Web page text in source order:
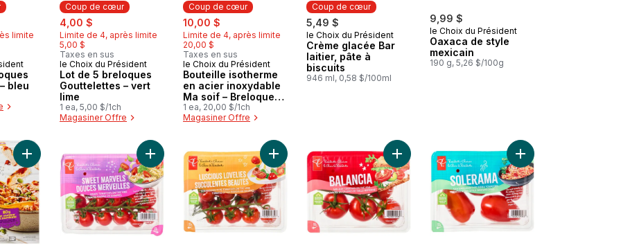
limite
bleu
Coup de cœur
sale:
4,00 $
Limite de 4, après limite
5,00 $
Taxes en sus
Coup de cœur
le Choix du Président
Lot de 5 breloques
Gouttelettes – vert
lime
1 ea, 5,00 $/1ch
Magasiner Offre
Coup de cœur
sale:
10,00 $
Limite de 4, après limite
20,00 $
Taxes en sus
Coup de cœur
le Choix du Président
Bouteille isotherme
en acier inoxydable
Ma soif – Breloques
du Canada
1 ea, 20,00 $/1ch
Magasiner Offre
Coup de cœur
5,49 $
Coup de cœur
le Choix du Président
Crème glacée Bar
laitier, pâte à
biscuits
946 ml, 0,58 $/100ml
9,99 $
le Choix du Président
Oaxaca de style
mexicain
190 g, 5,26 $/100g
Ajouter Enchil-empilada au poulet mole au panierAjouter Tomates raisin en grappes Douces merveilles au panier
Ajouter Tomates style fraises en grappes Succulentes beautés au panier
Ajouter Tomates en grappes de taille moyenne
Ajouter Tomates